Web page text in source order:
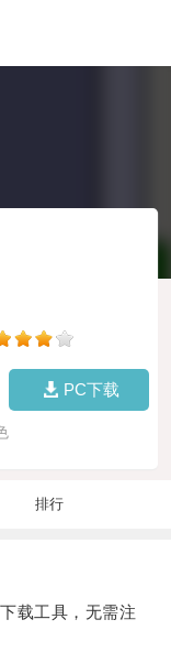
PC下载
排行
载工具，无需注